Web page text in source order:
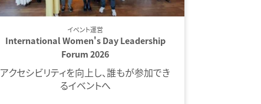
イベント運営
International Women's Day Leadership
Forum 2026
アクセシビリティを向上し、誰もが参加でき
るイベントへ